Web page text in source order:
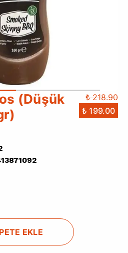
(Düşük
₺ 218.90
₺ 199.00
EKLE